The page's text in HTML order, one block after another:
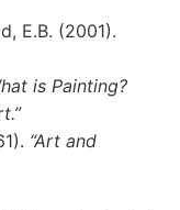
E.B. (2001).
is Painting?
“Art and